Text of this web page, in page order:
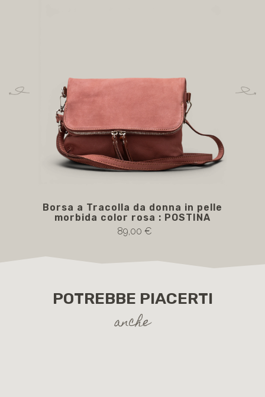
Borsa a Tracolla da donna in pelle
morbida color rosa : POSTINA
89,00 €
POTREBBE PIACERTI
anche